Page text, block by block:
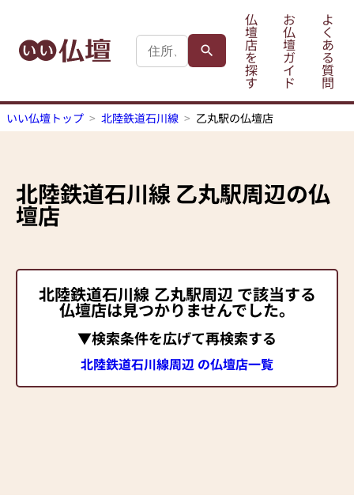
仏
壇
店
を
探
す
お
仏
壇
ガ
イ
ド
よ
く
あ
る
質
問
いい仏壇トップ 北陸鉄道石川線 乙丸駅の仏壇店
北陸鉄道石川線 乙丸駅周辺の仏
壇店
北陸鉄道石川線 乙丸駅周辺 で該当する
仏壇店は見つかりませんでした。
▼検索条件を広げて再検索する
北陸鉄道石川線周辺 の仏壇店一覧